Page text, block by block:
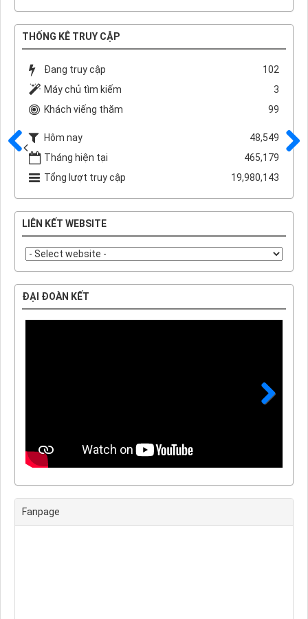
THỐNG KÊ TRUY CẬP
Đang truy cập
102
Máy chủ tìm kiếm
3
Khách viếng thăm
99
Hôm nay
48,549
Tháng hiện tại
465,179
Tổng lượt truy cập
19,980,143
LIÊN KẾT WEBSITE
ĐẠI ĐOÀN KẾT
Sau
Trước
Fanpage